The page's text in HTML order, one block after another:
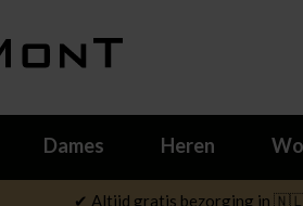
Dames Heren
✔ Altijd gratis bezorging in